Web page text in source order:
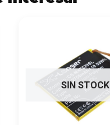
SIN STOCK